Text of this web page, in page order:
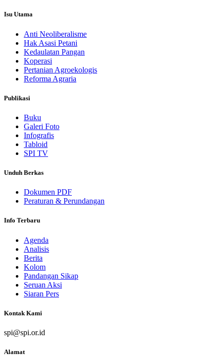
Isu Utama
Anti Neoliberalisme
Hak Asasi Petani
Kedaulatan Pangan
Koperasi
Pertanian Agroekologis
Reforma Agraria
Publikasi
Buku
Galeri Foto
Infografis
Tabloid
SPI TV
Unduh Berkas
Dokumen PDF
Peraturan & Perundangan
Info Terbaru
Agenda
Analisis
Berita
Kolom
Pandangan Sikap
Seruan Aksi
Siaran Pers
Kontak Kami
spi@spi.or.id
Alamat